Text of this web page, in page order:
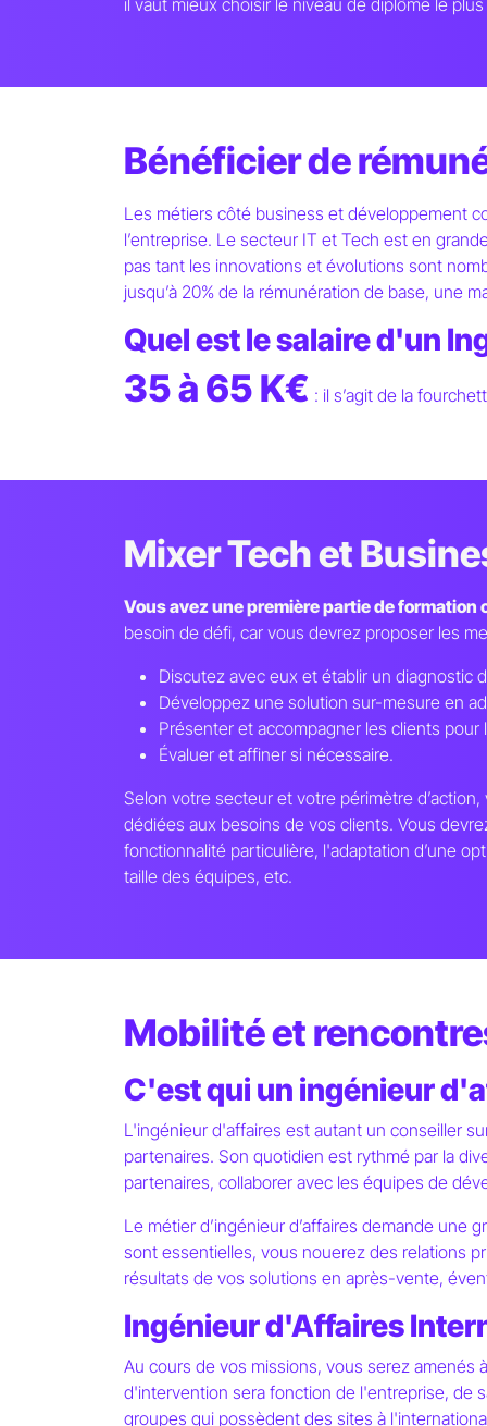
il vaut mieux choisir le niveau de diplôme le
Bénéficier de
Les métiers côté business et développement
l’entreprise. Le secteur IT et Tech est en
pas tant les innovations et évolutions sont
jusqu’à 20% de la rémunération de base, une
Quel est le salaire d'un
35 à 65 K€ : il s’agit de la
Mixer Tech et
Vous avez une première partie de formation
besoin de défi, car vous devrez proposer les
Discutez avec eux et établir un diagnostic
Développez une solution sur-mesure en
Présenter et accompagner les clients pour
Évaluer et affiner si nécessaire.
Selon votre secteur et votre périmètre
dédiées aux besoins de vos clients. Vous
fonctionnalité particulière, l'adaptation d’une
taille des équipes, etc.
Mobilité et
C'est qui un ingénieur
L'ingénieur d'affaires est autant un conseiller
partenaires. Son quotidien est rythmé par la
partenaires, collaborer avec les équipes de
Le métier d’ingénieur d’affaires demande une
sont essentielles, vous nouerez des relations
résultats de vos solutions en après-vente,
Ingénieur d'Affaires
Au cours de vos missions, vous serez amenés
d'intervention sera fonction de l'entreprise, de
groupes qui possèdent des sites à